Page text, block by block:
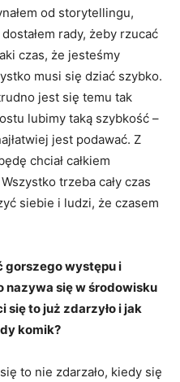
od storytellingu,
rady, żeby rzucać
czas, że jesteśmy
musi się dziać szybko.
jest się temu tak
lubimy taką szybkość –
jest podawać. Z
chciał całkiem
trzeba cały czas
siebie i ludzi, że czasem
gorszego występu i
nazywa się w środowisku
się to już zdarzyło i jak
komik?
to nie zdarzało, kiedy się